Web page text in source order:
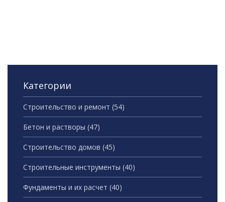
Категории
Строительство и ремонт (54)
Бетон и растворы (47)
Строительство домов (45)
Строительные инструменты (40)
Фундаменты и их расчет (40)